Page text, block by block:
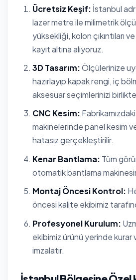
Ücretsiz Keşif: İstanbul
lazer metre ile milimetrik
yüksekliği, kolon çıkıntıları
kayıt altına alıyoruz.
3D Tasarım:Ölçülerinize
hazırlayıp kapak rengi, iç
aksesuar seçimlerinizi
CNC Kesim:
makinelerinde panel kesim
hatasız gerçekleştirilir.
Kenar Bantlama: Tüm
otomatik bantlama
Montaj Öncesi Kontrol:
öncesi kalite ekibimiz
Profesyonel Kurulum:
ekibimiz ürünü yerinde kurar
imzalatır.